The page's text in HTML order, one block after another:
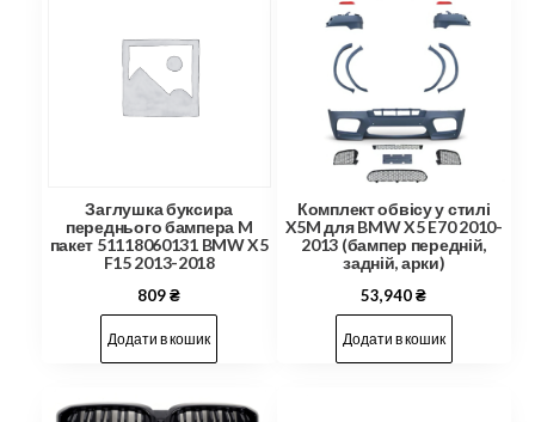
Заглушка буксира
переднього бампера M
пакет 51118060131 BMW X5
F15 2013-2018
809₴
Додати в кошик
Комплект обвісу у стилі
X5M для BMW X5 E70 2010-
2013 (бампер передній,
задній, арки)
53,940₴
Додати в кошик